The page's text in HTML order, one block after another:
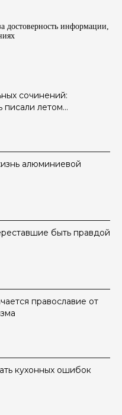
достоверность информации,
сочинений:
писали летом…
алюминиевой
быть правдой
православие от
кухонных ошибок